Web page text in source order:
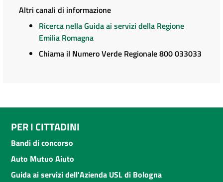
Altri canali di informazione
Ricerca nella Guida ai servizi della Regione
Emilia Romagna
Chiama il Numero Verde Regionale 800 033033
PER I CITTADINI
Bandi di concorso
Auto Mutuo Aiuto
Guida ai servizi dell'Azienda USL di Bologna